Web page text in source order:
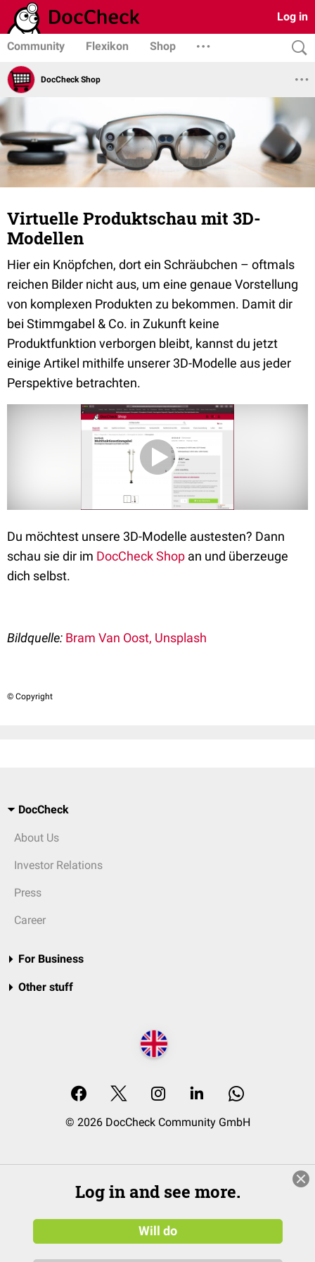
Log in
Community Flexikon Shop
DocCheck Shop
Virtuelle Produktschau mit 3D-
Modellen
Hier ein Knöpfchen, dort ein Schräubchen – oftmals
reichen Bilder nicht aus, um eine genaue Vorstellung
von komplexen Produkten zu bekommen. Damit dir
bei Stimmgabel & Co. in Zukunft keine
Produktfunktion verborgen bleibt, kannst du jetzt
einige Artikel mithilfe unserer 3D-Modelle aus jeder
Perspektive betrachten.
Du möchtest unsere 3D-Modelle austesten? Dann
schau sie dir im DocCheck Shop an und überzeuge
dich selbst.
Bildquelle: Bram Van Oost, Unsplash
© Copyright
DocCheck
About Us
Investor Relations
Press
Career
For Business
Other stuff
© 2026 DocCheck Community GmbH
Log in and see more.
Will do